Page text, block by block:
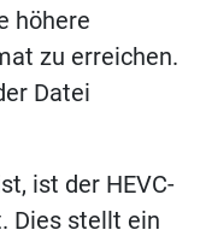
höhere
zu erreichen.
Datei
ist der HEVC-
Dies stellt ein